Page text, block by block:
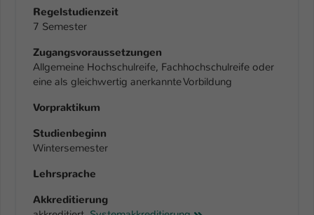
Regelstudienzeit
7 Semester
Zugangsvoraussetzungen
Allgemeine Hochschulreife, Fachhochschulreife oder
eine als gleichwertig anerkannte Vorbildung
Vorpraktikum
Studienbeginn
Wintersemester
Lehrsprache
Akkreditierung